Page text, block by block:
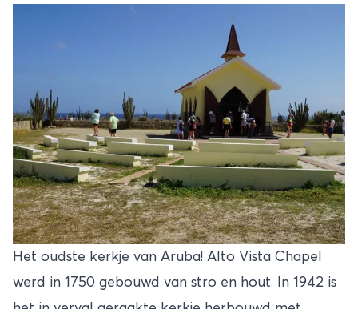
Het oudste kerkje van Aruba! Alto Vista Chapel
werd in 1750 gebouwd van stro en hout. In 1942 is